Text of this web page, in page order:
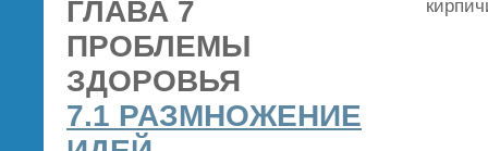
ГЛАВА 7
ПРОБЛЕМЫ
ЗДОРОВЬЯ
7.1 РАЗМНОЖЕНИЕ